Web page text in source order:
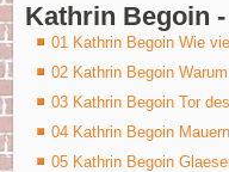
Kathrin Begoin
01 Kathrin Begoin Wie
02 Kathrin Begoin Warum
03 Kathrin Begoin Tor
04 Kathrin Begoin Mauern
05 Kathrin Begoin